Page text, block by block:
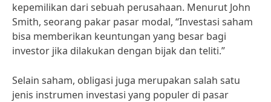
kepemilikan dari sebuah perusahaan. Menurut John
Smith, seorang pakar pasar modal, “Investasi saham
bisa memberikan keuntungan yang besar bagi
investor jika dilakukan dengan bijak dan teliti.”
Selain saham, obligasi juga merupakan salah satu
jenis instrumen investasi yang populer di pasar